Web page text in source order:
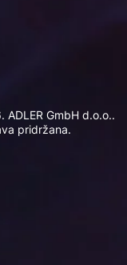
ADLER GmbH d.o.o..
pridržana.